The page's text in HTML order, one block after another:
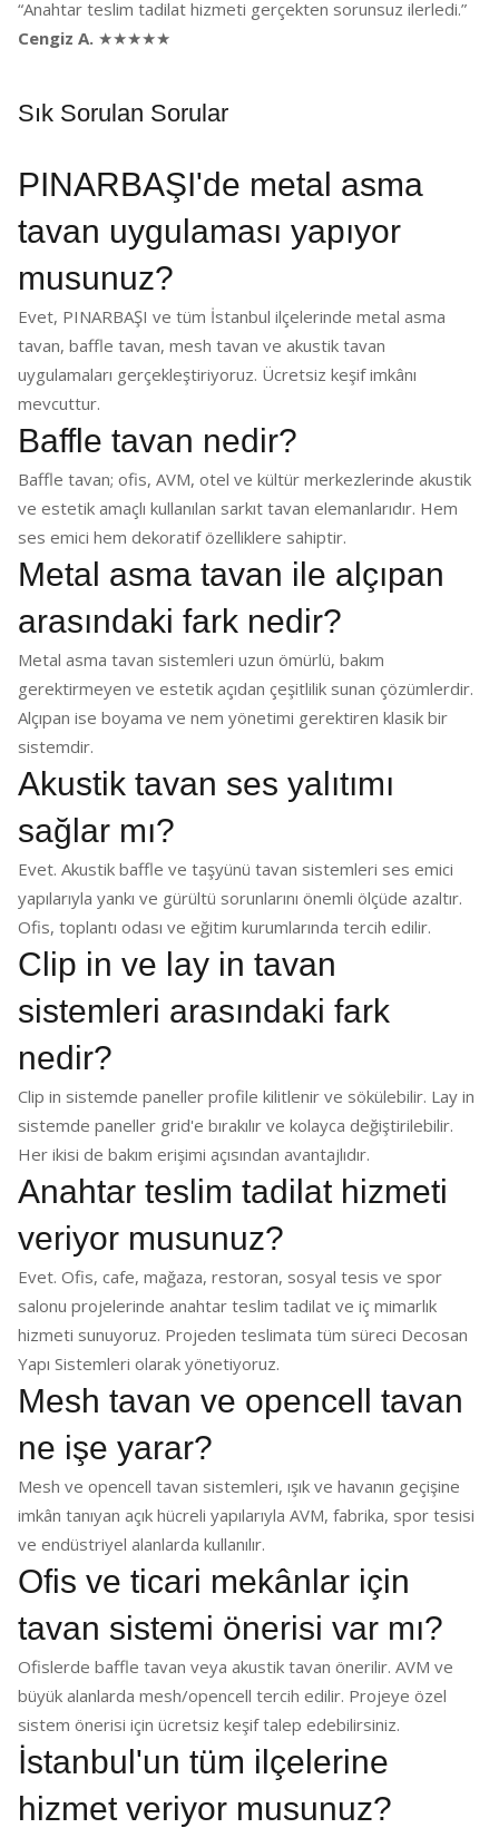
“Anahtar teslim tadilat hizmeti gerçekten sorunsuz ilerledi.”
Cengiz A. ★★★★★
Sık Sorulan Sorular
PINARBAŞI'de metal asma
tavan uygulaması yapıyor
musunuz?
Evet, PINARBAŞI ve tüm İstanbul ilçelerinde metal asma
tavan, baffle tavan, mesh tavan ve akustik tavan
uygulamaları gerçekleştiriyoruz. Ücretsiz keşif imkânı
mevcuttur.
Baffle tavan nedir?
Baffle tavan; ofis, AVM, otel ve kültür merkezlerinde akustik
ve estetik amaçlı kullanılan sarkıt tavan elemanlarıdır. Hem
ses emici hem dekoratif özelliklere sahiptir.
Metal asma tavan ile alçıpan
arasındaki fark nedir?
Metal asma tavan sistemleri uzun ömürlü, bakım
gerektirmeyen ve estetik açıdan çeşitlilik sunan çözümlerdir.
Alçıpan ise boyama ve nem yönetimi gerektiren klasik bir
sistemdir.
Akustik tavan ses yalıtımı
sağlar mı?
Evet. Akustik baffle ve taşyünü tavan sistemleri ses emici
yapılarıyla yankı ve gürültü sorunlarını önemli ölçüde azaltır.
Ofis, toplantı odası ve eğitim kurumlarında tercih edilir.
Clip in ve lay in tavan
sistemleri arasındaki fark
nedir?
Clip in sistemde paneller profile kilitlenir ve sökülebilir. Lay in
sistemde paneller grid'e bırakılır ve kolayca değiştirilebilir.
Her ikisi de bakım erişimi açısından avantajlıdır.
Anahtar teslim tadilat hizmeti
veriyor musunuz?
Evet. Ofis, cafe, mağaza, restoran, sosyal tesis ve spor
salonu projelerinde anahtar teslim tadilat ve iç mimarlık
hizmeti sunuyoruz. Projeden teslimata tüm süreci Decosan
Yapı Sistemleri olarak yönetiyoruz.
Mesh tavan ve opencell tavan
ne işe yarar?
Mesh ve opencell tavan sistemleri, ışık ve havanın geçişine
imkân tanıyan açık hücreli yapılarıyla AVM, fabrika, spor tesisi
ve endüstriyel alanlarda kullanılır.
Ofis ve ticari mekânlar için
tavan sistemi önerisi var mı?
Ofislerde baffle tavan veya akustik tavan önerilir. AVM ve
büyük alanlarda mesh/opencell tercih edilir. Projeye özel
sistem önerisi için ücretsiz keşif talep edebilirsiniz.
İstanbul'un tüm ilçelerine
hizmet veriyor musunuz?